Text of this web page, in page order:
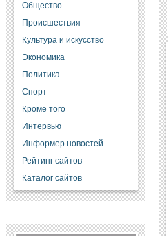
Общество
Происшествия
Культура и искусство
Экономика
Политика
Спорт
Кроме того
Интервью
Информер новостей
Рейтинг сайтов
Каталог сайтов